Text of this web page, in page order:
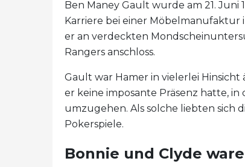
Ben Maney Gault wurde am 21. Juni
Karriere bei einer Möbelmanufaktur
er an verdeckten
Rangers anschloss.
Gault war Hamer in vielerlei Hinsicht
er keine imposante Präsenz hatte, in
umzugehen. Als solche liebten sich
Pokerspiele.
Bonnie und Clyde